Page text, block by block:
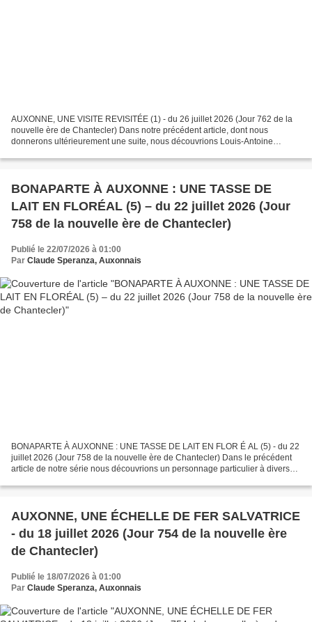
AUXONNE, UNE VISITE REVISITÉE (1) - du 26 juillet 2026 (Jour 762 de la
nouvelle ère de Chantecler) Dans notre précédent article, dont nous
donnerons ultérieurement une suite, nous découvrions Louis-Antoine
BONAPARTE À AUXONNE : UNE TASSE DE
LAIT EN FLORÉAL (5) – du 22 juillet 2026 (Jour
758 de la nouvelle ère de Chantecler)
Publié le 22/07/2026 à 01:00
Par Claude Speranza, Auxonnais
BONAPARTE À AUXONNE : UNE TASSE DE LAIT EN FLOR É AL (5) - du 22
juillet 2026 (Jour 758 de la nouvelle ère de Chantecler) Dans le précédent
article de notre série nous découvrions un personnage particulier à divers
AUXONNE, UNE ÉCHELLE DE FER SALVATRICE
- du 18 juillet 2026 (Jour 754 de la nouvelle ère
de Chantecler)
Publié le 18/07/2026 à 01:00
Par Claude Speranza, Auxonnais